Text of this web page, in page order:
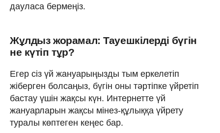
дауласа бермеңіз.
Жұлдыз жорамал: Тауешкілерді бүгін
не күтіп тұр?
Егер сіз үй жануарыңызды тым еркелетіп
жіберген болсаңыз, бүгін оны тәртіпке үйретіп
бастау үшін жақсы күн. Интернетте үй
жануарларын жақсы мінез-құлыққа үйрету
туралы көптеген кеңес бар.